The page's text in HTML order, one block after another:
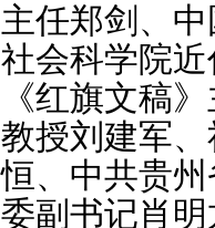
主任郑剑、
社会科学院
《红旗文稿
教授刘建军
恒、中共贵
委副书记肖